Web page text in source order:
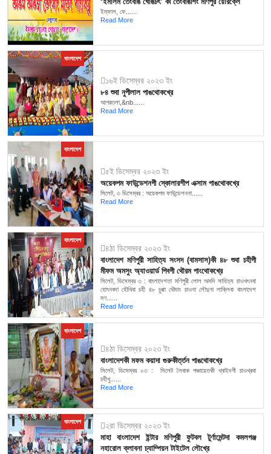
ইম্ফাল, ফে......
Read More
বাংলাদেশ
১৬ই ডিসেম্বর ২০২৩ ইং
৮৪ শুবা নুপীলাল পাঙথোকখ্রে
আগরতলা,&nb......
Read More
বাংলাদেশ
৫ই ডিসেম্বর ২০২৩ ইং
অয়েকপম ফাউন্ডেশনগী স্কোলারশীপ এক্সাম পাঙথোকখ্রে
সিলেট, ৩ ডিসেম্বর : অয়েকপম ফাউন্ডেশননা......
Read More
বাংলাদেশ
৪ঠা ডিসেম্বর ২০২৩ ইং
বাংলাদেশ মণিপুরী সাহিত্য সংসদ (বামসাস)কী ৪৮ শুবা চহীগী
মীফম অমসুং অ্যাওয়ার্ড পিবগী থৌরম পাংথোকখ্রে
সিলেট, ডিসেম্বর ৩ : বাংলাদেশতা মণিপুরী লোল অমদি সাহিত্য চাওখৎনবা
হোৎনবদা হৌখিবা চহী ৪৮ চুপ্পা থৌদাং চাওনা লৌদুনা লাক্লিবা বাংলাদেশ
মণ......
Read More
বাংলাদেশ
৪ঠা ডিসেম্বর ২০২৩ ইং
বাংলাদেশকী মফম কয়াদা গুরুকীর্ত্তন পাঙথোকখ্রে
সিলেট, ডিসেম্বর ০৩ : সিলেট লৈবাক পঞ্চায়েতকী খ্বাইদগী চাওখ্রবা
চহীখু......
Read More
বাংলাদেশ ২রা ডিসেম্বর ২০২৩ ইং
মাহা বাংলাদেশ ইন্টার মণিপুরী ফুটবল টুর্ণামেন্টদা কমলগঞ্জ
নহারোল ক্লাবনা চ্যাম্পিয়ন টাইটেল লৌখ্রে